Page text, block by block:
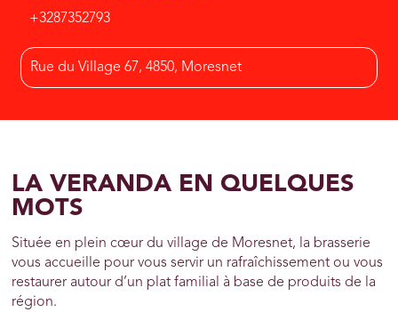
+3287352793
Rue du Village 67, 4850, Moresnet
LA VERANDA EN QUELQUES
MOTS
Située en plein cœur du village de Moresnet, la brasserie
vous accueille pour vous servir un rafraîchissement ou vous
restaurer autour d’un plat familial à base de produits de la
région.